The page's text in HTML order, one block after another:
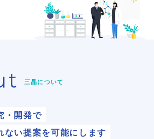
三晶について
・開発で
ない提案を可能にします